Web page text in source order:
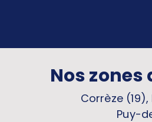
Nos
Corrèze
Puy-